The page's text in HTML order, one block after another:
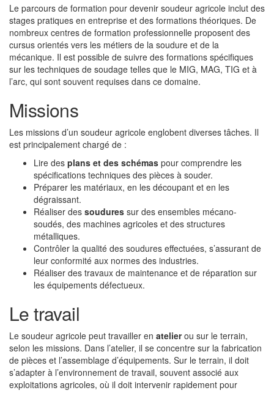
Le parcours de formation pour devenir soudeur agricole inclut des
stages pratiques en entreprise et des formations théoriques. De
nombreux centres de formation professionnelle proposent des
cursus orientés vers les métiers de la soudure et de la
mécanique. Il est possible de suivre des formations spécifiques
sur les techniques de soudage telles que le MIG, MAG, TIG et à
l’arc, qui sont souvent requises dans ce domaine.
Missions
Les missions d’un soudeur agricole englobent diverses tâches. Il
est principalement chargé de :
Lire des plans et des schémas pour comprendre les
spécifications techniques des pièces à souder.
Préparer les matériaux, en les découpant et en les
dégraissant.
Réaliser des soudures sur des ensembles mécano-
soudés, des machines agricoles et des structures
métalliques.
Contrôler la qualité des soudures effectuées, s’assurant de
leur conformité aux normes des industries.
Réaliser des travaux de maintenance et de réparation sur
les équipements défectueux.
Le travail
Le soudeur agricole peut travailler en atelierou sur le terrain,
selon les missions. Dans l’atelier, il se concentre sur la fabrication
de pièces et l’assemblage d’équipements. Sur le terrain, il doit
s’adapter à l’environnement de travail, souvent associé aux
exploitations agricoles, où il doit intervenir rapidement pour